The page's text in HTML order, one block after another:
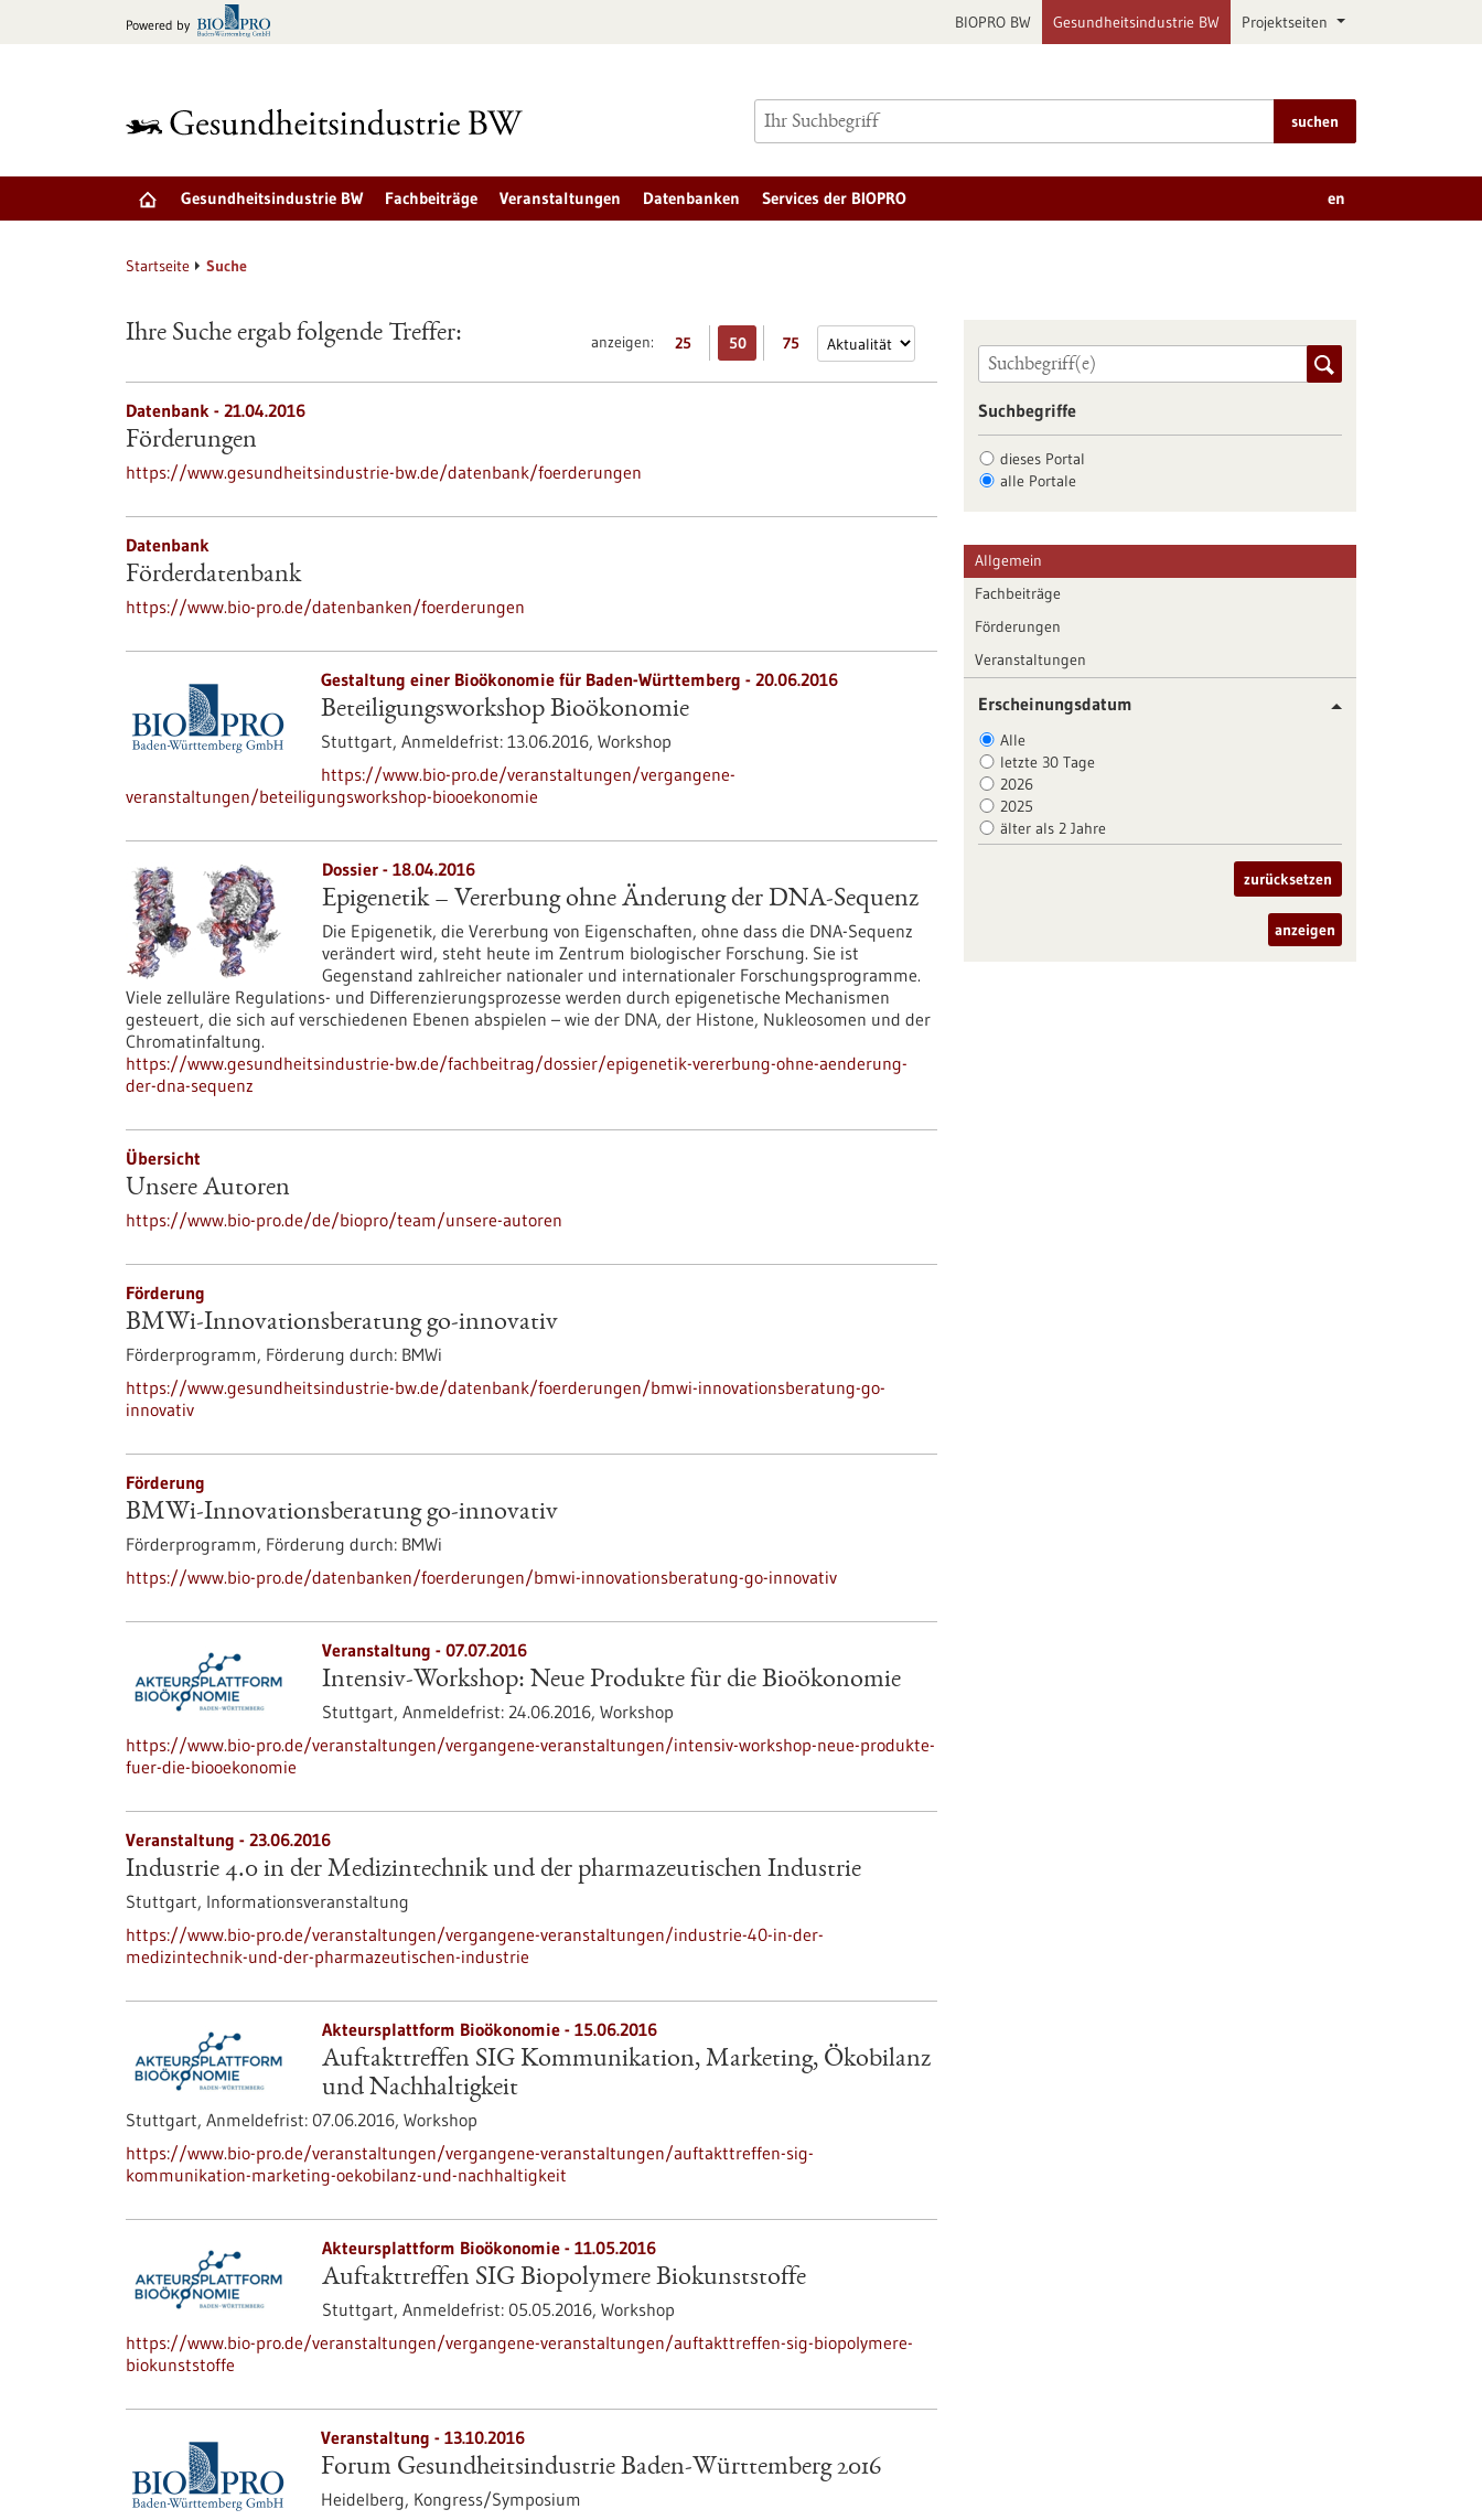
Powered by BIOPRO BW Gesundheitsindustrie BW Projektseiten
suchen
Gesundheitsindustrie BW Fachbeiträge Veranstaltungen Datenbanken Services der BIOPRO en
Startseite Suche
anzeigen: 25 50 75
Ihre Suche ergab folgende Treffer:
Datenbank - 21.04.2016
Förderungen
https://www.gesundheitsindustrie-bw.de/datenbank/foerderungen
Datenbank
Förderdatenbank
https://www.bio-pro.de/datenbanken/foerderungen
Gestaltung einer Bioökonomie für Baden-Württemberg - 20.06.2016
Beteiligungsworkshop Bioökonomie
Stuttgart, Anmeldefrist: 13.06.2016, Workshop
https://www.bio-pro.de/veranstaltungen/vergangene-
veranstaltungen/beteiligungsworkshop-biooekonomie
Dossier - 18.04.2016
Epigenetik – Vererbung ohne Änderung der DNA-Sequenz
Die Epigenetik, die Vererbung von Eigenschaften, ohne dass die DNA-Sequenz
verändert wird, steht heute im Zentrum biologischer Forschung. Sie ist
Gegenstand zahlreicher nationaler und internationaler Forschungsprogramme.
Viele zelluläre Regulations- und Differenzierungsprozesse werden durch epigenetische Mechanismen
gesteuert, die sich auf verschiedenen Ebenen abspielen – wie der DNA, der Histone, Nukleosomen und der
Chromatinfaltung.
https://www.gesundheitsindustrie-bw.de/fachbeitrag/dossier/epigenetik-vererbung-ohne-aenderung-
der-dna-sequenz
Übersicht
Unsere Autoren
https://www.bio-pro.de/de/biopro/team/unsere-autoren
Förderung
BMWi-Innovationsberatung go-innovativ
Förderprogramm, Förderung durch: BMWi
https://www.gesundheitsindustrie-bw.de/datenbank/foerderungen/bmwi-innovationsberatung-go-
innovativ
Förderung
BMWi-Innovationsberatung go-innovativ
Förderprogramm, Förderung durch: BMWi
https://www.bio-pro.de/datenbanken/foerderungen/bmwi-innovationsberatung-go-innovativ
Veranstaltung - 07.07.2016
Intensiv-Workshop: Neue Produkte für die Bioökonomie
Stuttgart, Anmeldefrist: 24.06.2016, Workshop
https://www.bio-pro.de/veranstaltungen/vergangene-veranstaltungen/intensiv-workshop-neue-produkte-
fuer-die-biooekonomie
Veranstaltung - 23.06.2016
Industrie 4.0 in der Medizintechnik und der pharmazeutischen Industrie
Stuttgart, Informationsveranstaltung
https://www.bio-pro.de/veranstaltungen/vergangene-veranstaltungen/industrie-40-in-der-
medizintechnik-und-der-pharmazeutischen-industrie
Akteursplattform Bioökonomie - 15.06.2016
Auftakttreffen SIG Kommunikation, Marketing, Ökobilanz
und Nachhaltigkeit
Stuttgart, Anmeldefrist: 07.06.2016, Workshop
https://www.bio-pro.de/veranstaltungen/vergangene-veranstaltungen/auftakttreffen-sig-
kommunikation-marketing-oekobilanz-und-nachhaltigkeit
Akteursplattform Bioökonomie - 11.05.2016
Auftakttreffen SIG Biopolymere Biokunststoffe
Stuttgart, Anmeldefrist: 05.05.2016, Workshop
https://www.bio-pro.de/veranstaltungen/vergangene-veranstaltungen/auftakttreffen-sig-biopolymere-
biokunststoffe
Veranstaltung - 13.10.2016
Forum Gesundheitsindustrie Baden-Württemberg 2016
Heidelberg, Kongress/Symposium
Suchbegriffe
dieses Portal
alle Portale
Allgemein
Fachbeiträge
Förderungen
Veranstaltungen
Erscheinungsdatum
Alle
letzte 30 Tage
2026
2025
älter als 2 Jahre
zurücksetzen
anzeigen